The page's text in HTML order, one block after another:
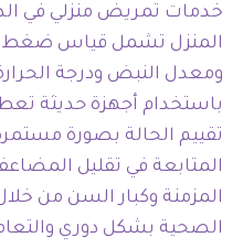
خدمات تمريض منزلي في
المنزل تشمل قياس ضغط
ومعدل النبض ودرجة
باستخدام أجهزة حديثة
تقييم الحالة بصورة
المتابعة في تقليل
المزمنة وكبار السن من
الصحية بشكل دوري